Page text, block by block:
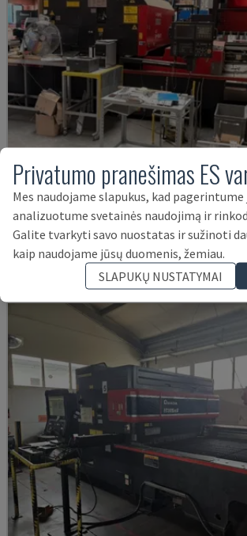
LC-2415ΑIII
AMADA - CO2 LAZERINIO PJOVIMO STAKLĖS
ŠVEICARIJA 2000 23.000 VAL.
Privatumo pranešimas ES
Mes naudojame slapukus, kad
analizuotume svetainės naudojimą ir
Galite tvarkyti savo nuostatas ir sužinoti
kaip naudojame jūsų duomenis, žemiau.
SLAPUKŲ NUSTATYMAI